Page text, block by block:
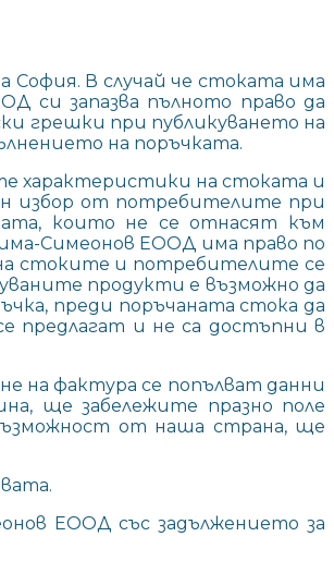
София. В случай че стоката има
си запазва пълното право да
грешки при публикуването на
на поръчката.
характеристики на стоката и
избор от потребителите при
които не се отнасят към
Симеонов ЕООД има право по
стоките и потребителите се
продукти е възможно да
преди поръчаната стока да
предлагат и не са достъпни в
на фактура се попълват данни
ще забележите празно поле
от наша страна, ще
ЕООД със задължението за